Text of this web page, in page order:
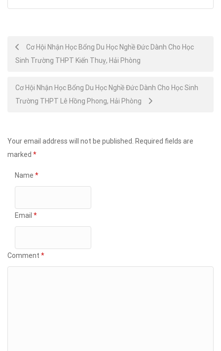
Post
navigation
Cơ Hội Nhận Học Bổng Du Học Nghề Đức Dành Cho Học
Sinh Trường THPT Kiến Thuỵ, Hải Phòng
Cơ Hội Nhận Học Bổng Du Học Nghề Đức Dành Cho Học Sinh
Trường THPT Lê Hồng Phong, Hải Phòng
Your email address will not be published.
Required fields are
marked *
Name *
Email *
Comment *